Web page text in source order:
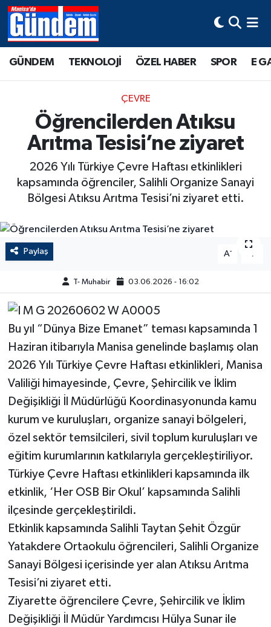
GÜNDEM TEKNOLOJİ ÖZEL HABER SPOR E
ÇEVRE
Öğrencilerden Atıksu
Arıtma Tesisi’ne ziyaret
2026 Yılı Türkiye Çevre Haftası etkinlikleri
kapsamında öğrenciler, Salihli Organize Sanayi
Bölgesi Atıksu Arıtma Tesisi’ni ziyaret etti.
Paylaş A- A
T- Muhabir 03.06.2026 - 16:02
Bu yıl “Dünya Bize Emanet” teması kapsamında 1
Haziran itibarıyla Manisa genelinde başlamış olan
2026 Yılı Türkiye Çevre Haftası etkinlikleri, Manisa
Valiliği himayesinde, Çevre, Şehircilik ve İklim
Değişikliği İl Müdürlüğü Koordinasyonunda kamu
kurum ve kuruluşları, organize sanayi bölgeleri,
özel sektör temsilcileri, sivil toplum kuruluşları ve
eğitim kurumlarının katkılarıyla gerçekleştiriliyor.
Türkiye Çevre Haftası etkinlikleri kapsamında ilk
etkinlik, ‘Her OSB Bir Okul’ kapsamında Salihli
ilçesinde gerçekleştirildi.
Etkinlik kapsamında Salihli Taytan Şehit Özgür
Yatakdere Ortaokulu öğrencileri, Salihli Organize
Sanayi Bölgesi içerisinde yer alan Atıksu Arıtma
Tesisi’ni ziyaret etti.
Ziyarette öğrencilere Çevre, Şehircilik ve İklim
Değişikliği İl Müdür Yardımcısı Hülya Sunar ile
Manisa Hava Durumu
Süper Lig Puan Durumu ve Fikstür
Tüm Manşetler
Son Dakika Haberleri
Haber Arşivi